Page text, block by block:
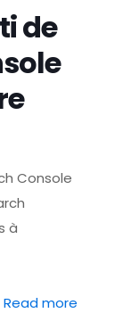
de
Console
à
Read more